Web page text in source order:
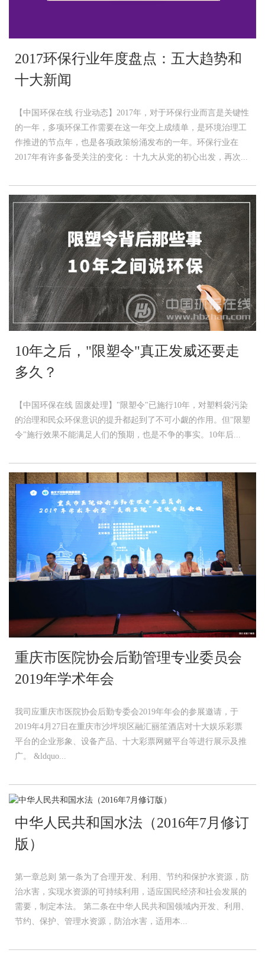
2017环保行业年度盘点：五大趋势和
十大新闻
【中国环保在线 行业动态】2017年，对于环保行业而言是关键性
的一年，多项环保工作需要在这一年交上成绩单，是环境治理工
作推进的节点年，也是各项政策纷涌发布的一年。环保行业在
2017年有许多备受关注的变化： 十九大从党的初心出发，再次...
10年之后，"限塑令"真正发威还要走
多久？
【中国环保在线 固废处理】"限塑令"已施行10年，对塑料袋污染
的治理和民众环保意识的提升都起到了不可小觑的作用。但"限塑
令"施行效果不能满足人们的预期，也是不争的事实。10年后...
重庆市医院协会后勤管理专业委员会
2019年学术年会
我司应重庆市医院协会后勤专委会2019年年会的参展邀请，于
2019年4月27日在重庆市沙坪坝区融汇丽笙酒店对十大娱乐彩票
平台的企业形象、设备产品、十大彩票网赌平台等进行展示及推
广。 &ldquo...
中华人民共和国水法（2016年7月修订
版）
第一章总则 第一条为了合理开发、利用、节约和保护水资源，防
治水害，实现水资源的可持续利用，适应国民经济和社会发展的
需要，制定本法。 第二条在中华人民共和国领域内开发、利用、
节约、保护、管理水资源，防治水害，适用本...